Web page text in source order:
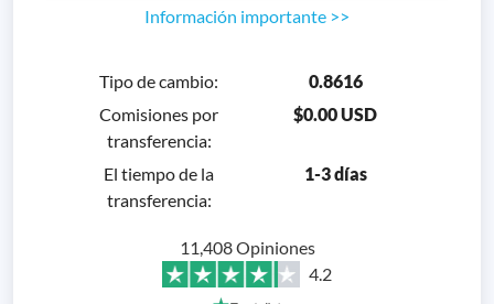
Información importante >>
11,408 Opiniones
4.2
Tipo de cambio:
0.8616
Comisiones por
transferencia:
$0.00 USD
El tiempo de la
transferencia:
1-3 días